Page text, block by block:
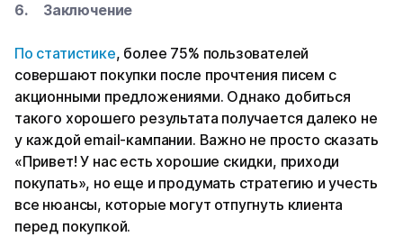
Заключение
По статистике, более 75% пользователей
совершают покупки после прочтения писем с
акционными предложениями. Однако добиться
такого хорошего результата получается далеко не
у каждой email-кампании. Важно не просто сказать
«Привет! У нас есть хорошие скидки, приходи
покупать», но еще и продумать стратегию и учесть
все нюансы, которые могут отпугнуть клиента
перед покупкой.